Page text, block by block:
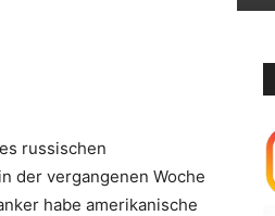
russischen
der vergangenen Woche
habe amerikanische